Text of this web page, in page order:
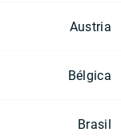
Austria
Bélgica
Brasil